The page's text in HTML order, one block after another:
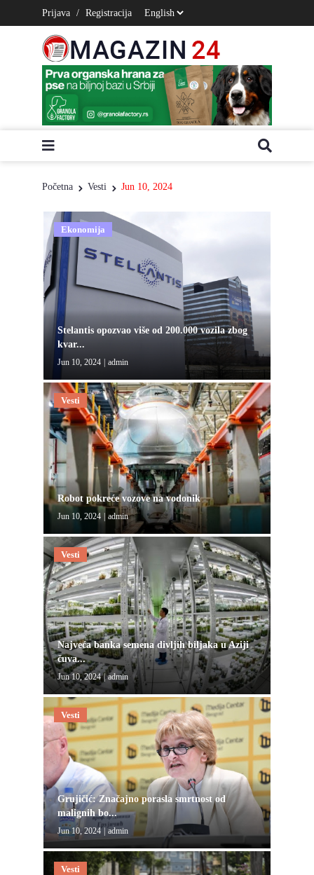
Prijava / Registracija
Početna Vesti Jun 10, 2024
Ekonomija
Stelantis opozvao više od 200.000 vozila zbog
kvar...
Jun 10, 2024 | admin
Vesti
Robot pokreće vozove na vodonik
Jun 10, 2024 admin
Vesti
Najveća banka semena divljih biljaka u Aziji
čuva...
Jun 10, 2024 | admin
Vesti
Grujičić: Značajno porasla smrtnost od
malignih bo...
Jun 10, 2024 admin
Vesti